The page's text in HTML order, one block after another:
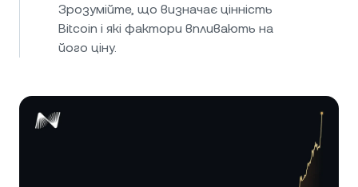
Зрозумійте, що визначає цінність
Bitcoin і які фактори впливають на
його ціну.